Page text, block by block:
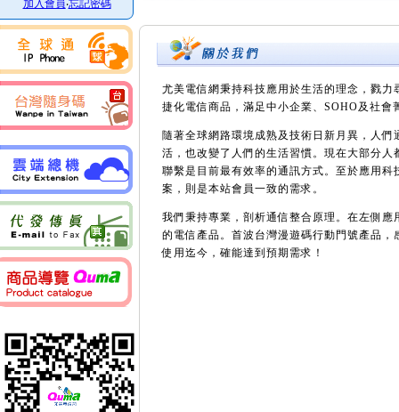
尤美電信網秉持科技應用於生活的理念，戮
捷化電信商品，滿足中小企業、SOHO及社會
隨著全球網路環境成熟及技術日新月異，人
活，也改變了人們的生活習慣。現在大部分
聯繫是目前最有效率的通訊方式。至於應用
案，則是本站會員一致的需求。
我們秉持專業，剖析通信整合原理。在左側
的電信產品。首波台灣漫遊碼行動門號產品
使用迄今，確能達到預期需求！